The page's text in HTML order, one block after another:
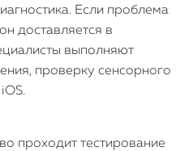
Если проблема
доставляется в
выполняют
проверку сенсорного
проходит тестирование